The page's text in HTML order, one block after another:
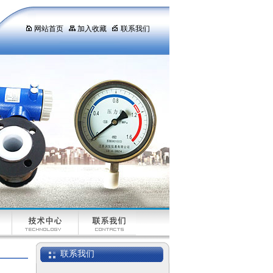
网站首页 加入收藏 联系我们
联系我们
双金属温度计WSS-
481